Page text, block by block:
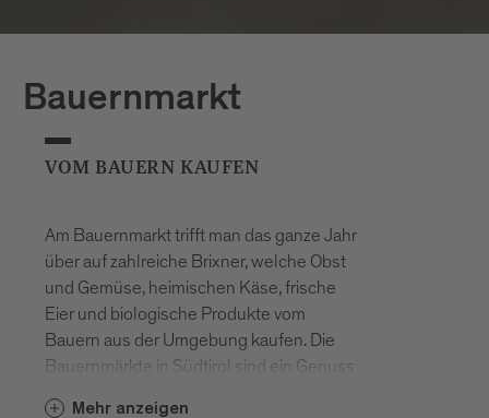
Bauernmarkt
VOM BAUERN KAUFEN
Am Bauernmarkt trifft man das ganze Jahr
über auf zahlreiche Brixner, welche Obst
und Gemüse, heimischen Käse, frische
Eier und biologische Produkte vom
Bauern aus der Umgebung kaufen. Die
Bauernmärkte in Südtirol sind ein Genuss
Mehr anzeigen